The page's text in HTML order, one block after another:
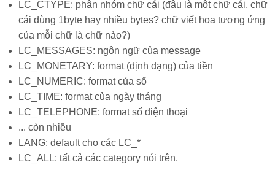
LC_CTYPE: phân nhóm chữ cái (đâu là một chữ cái, chữ
cái dùng 1byte hay nhiều bytes? chữ viết hoa tương ứng
của mỗi chữ là chữ nào?)
LC_MESSAGES: ngôn ngữ của message
LC_MONETARY: format (định dạng) của tiền
LC_NUMERIC: format của số
LC_TIME: format của ngày tháng
LC_TELEPHONE: format số điện thoại
... còn nhiều
LANG: default cho các LC_*
LC_ALL: tất cả các category nói trên.